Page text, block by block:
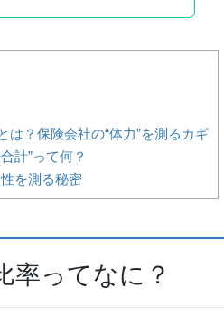
？保険会社の“体力”を測るカギ
計”って何？
を測る秘密
率ってなに？